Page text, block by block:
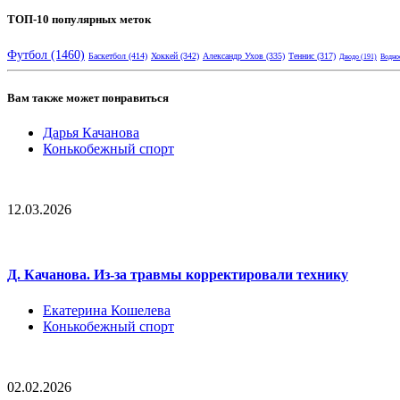
ТОП-10 популярных меток
Футбол (1460) Баскетбол (414) Хоккей (342) Александр Ухов (335) Теннис (317) Дзюдо (191)
Вам также может понравиться
Дарья Качанова
Конькобежный спорт
12.03.2026
Д. Качанова. Из-за травмы корректировали технику
Екатерина Кошелева
Конькобежный спорт
02.02.2026